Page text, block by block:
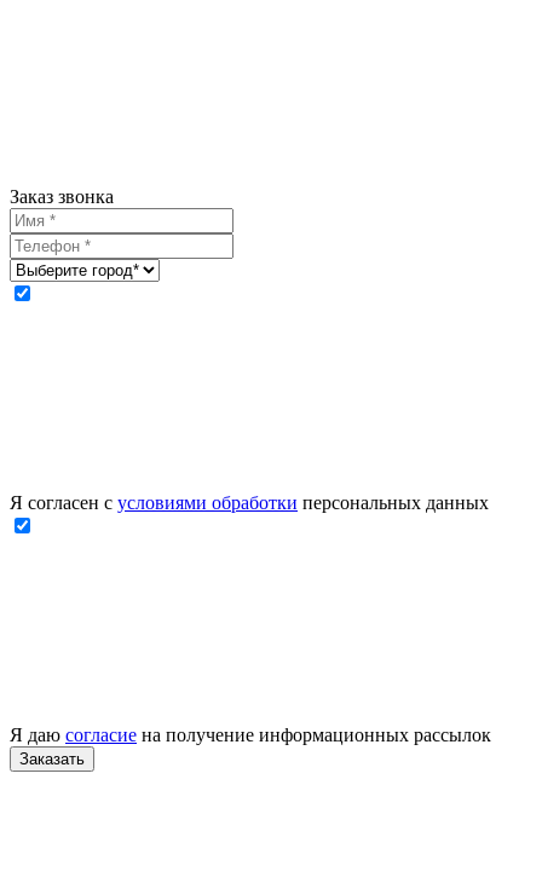
Заказ звонка
Я согласен с условиями обработки персональных данных
Я даю согласие на получение информационных рассылок